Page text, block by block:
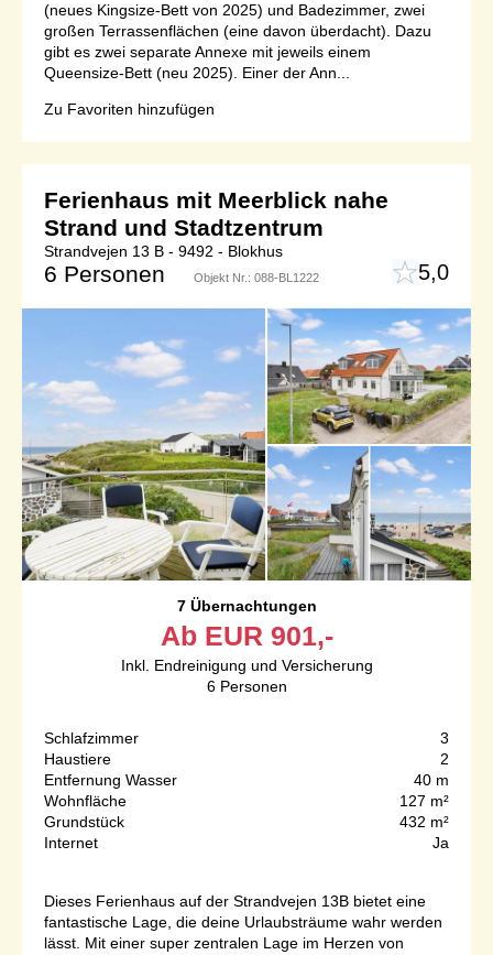
(neues Kingsize-Bett von 2025) und Badezimmer, zwei
großen Terrassenflächen (eine davon überdacht). Dazu
gibt es zwei separate Annexe mit jeweils einem
Queensize-Bett (neu 2025). Einer der Ann...
Zu Favoriten hinzufügen
Ferienhaus mit Meerblick nahe
Strand und Stadtzentrum
Strandvejen 13 B - 9492 - Blokhus
6 Personen Objekt Nr.: 088-BL1222 5,0
7 Übernachtungen
Ab EUR 901,-
Inkl. Endreinigung und Versicherung
6 Personen
Schlafzimmer
3
Haustiere
2
Entfernung Wasser
40 m
Wohnfläche
127 m²
Grundstück
432 m²
Internet
Ja
Dieses Ferienhaus auf der Strandvejen 13B bietet eine
fantastische Lage, die deine Urlaubsträume wahr werden
lässt. Mit einer super zentralen Lage im Herzen von